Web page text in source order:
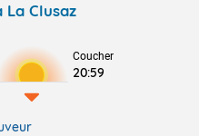
La Clusaz
Coucher
20:59